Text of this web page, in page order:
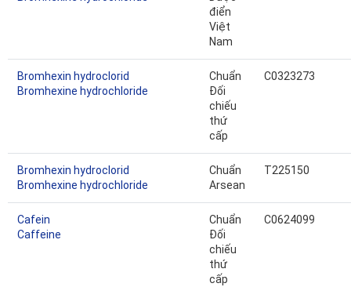
điển
Việt
Nam
Bromhexin hydroclorid
Bromhexine hydrochloride
Chuẩn
Đối
chiếu
thứ
cấp
C0323273
Bromhexin hydroclorid
Bromhexine hydrochloride
Chuẩn
Arsean
T225150
Cafein
Caffeine
Chuẩn
Đối
chiếu
thứ
cấp
C0624099